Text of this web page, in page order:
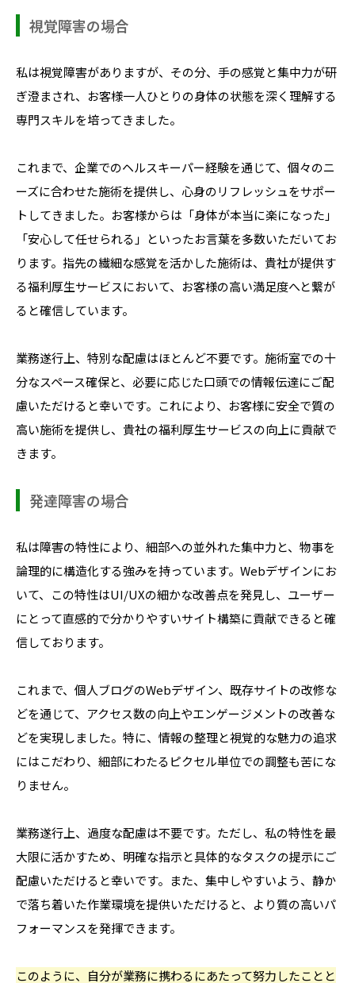
視覚障害の場合
私は視覚障害がありますが、その分、手の感覚と集中力が研
ぎ澄まされ、お客様一人ひとりの身体の状態を深く理解する
専門スキルを培ってきました。
これまで、企業でのヘルスキーパー経験を通じて、個々のニ
ーズに合わせた施術を提供し、心身のリフレッシュをサポー
トしてきました。お客様からは「身体が本当に楽になった」
「安心して任せられる」といったお言葉を多数いただいてお
ります。指先の繊細な感覚を活かした施術は、貴社が提供す
る福利厚生サービスにおいて、お客様の高い満足度へと繋が
ると確信しています。
業務遂行上、特別な配慮はほとんど不要です。施術室での十
分なスペース確保と、必要に応じた口頭での情報伝達にご配
慮いただけると幸いです。これにより、お客様に安全で質の
高い施術を提供し、貴社の福利厚生サービスの向上に貢献で
きます。
発達障害の場合
私は障害の特性により、細部への並外れた集中力と、物事を
論理的に構造化する強みを持っています。Webデザインにお
いて、この特性はUI/UXの細かな改善点を発見し、ユーザー
にとって直感的で分かりやすいサイト構築に貢献できると確
信しております。
これまで、個人ブログのWebデザイン、既存サイトの改修な
どを通じて、アクセス数の向上やエンゲージメントの改善な
どを実現しました。特に、情報の整理と視覚的な魅力の追求
にはこだわり、細部にわたるピクセル単位での調整も苦にな
りません。
業務遂行上、過度な配慮は不要です。ただし、私の特性を最
大限に活かすため、明確な指示と具体的なタスクの提示にご
配慮いただけると幸いです。また、集中しやすいよう、静か
で落ち着いた作業環境を提供いただけると、より質の高いパ
フォーマンスを発揮できます。
このように、自分が業務に携わるにあたって努力したことと